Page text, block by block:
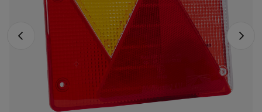
Föregående foto Nästa